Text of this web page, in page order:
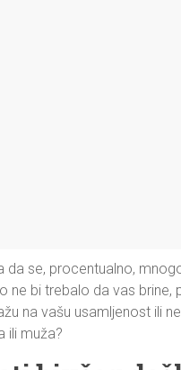
da se, procentualno,
ne bi trebalo da vas
na vašu usamljenost ili
ili muža?